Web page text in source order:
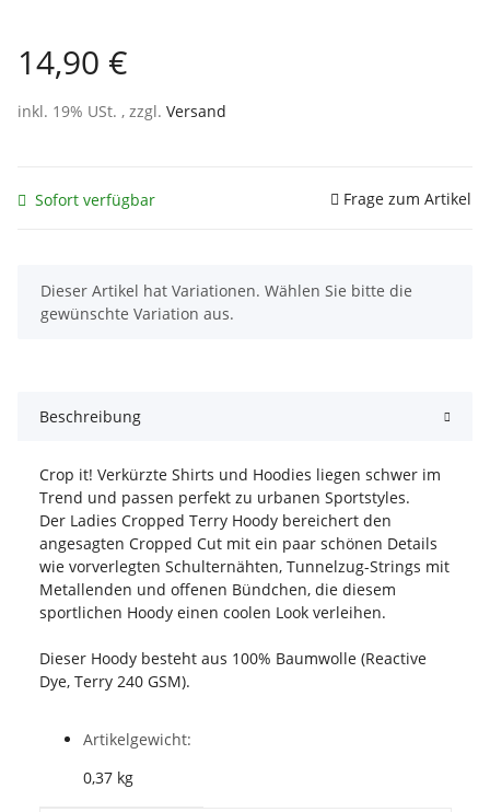
14,90 €
inkl. 19% USt. , zzgl. Versand
Sofort verfügbar Frage zum Artikel
x
Dieser Artikel hat Variationen. Wählen Sie bitte die
gewünschte Variation aus.
Beschreibung
Crop it! Verkürzte Shirts und Hoodies liegen schwer im
Trend und passen perfekt zu urbanen Sportstyles.
Der Ladies Cropped Terry Hoody bereichert den
angesagten Cropped Cut mit ein paar schönen Details
wie vorverlegten Schulternähten, Tunnelzug-Strings mit
Metallenden und offenen Bündchen, die diesem
sportlichen Hoody einen coolen Look verleihen.
Dieser Hoody besteht aus 100% Baumwolle (Reactive
Dye, Terry 240 GSM).
Artikelgewicht:
0,37 kg